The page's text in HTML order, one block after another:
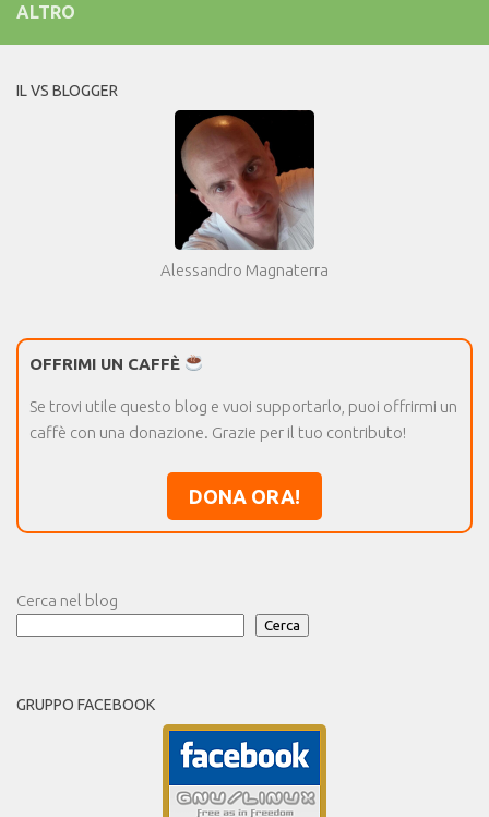
ALTRO
IL VS BLOGGER
Alessandro Magnaterra
OFFRIMI UN CAFFÈ
Se trovi utile questo blog e vuoi supportarlo, puoi offrirmi un
caffè con una donazione. Grazie per il tuo contributo!
DONA ORA!
Cerca nel blog
Cerca
GRUPPO FACEBOOK